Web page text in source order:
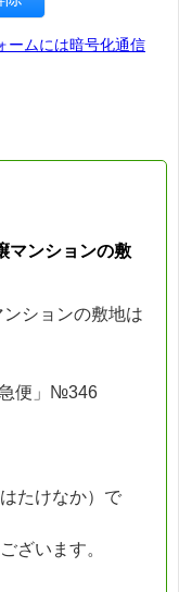
ームには暗号化通信
マンションの敷
ションの敷地は
便」№346
たけなか）で
ざいます。